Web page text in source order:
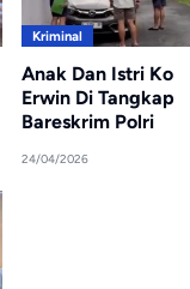
Kriminal
Anak Dan Istri Ko
Erwin Di Tangkap
Bareskrim Polri
24/04/2026